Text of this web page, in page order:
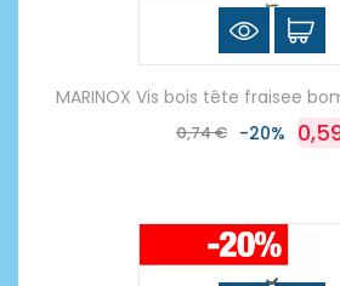
MARINOX Vis bois tête fraisee
0,74 € -20%